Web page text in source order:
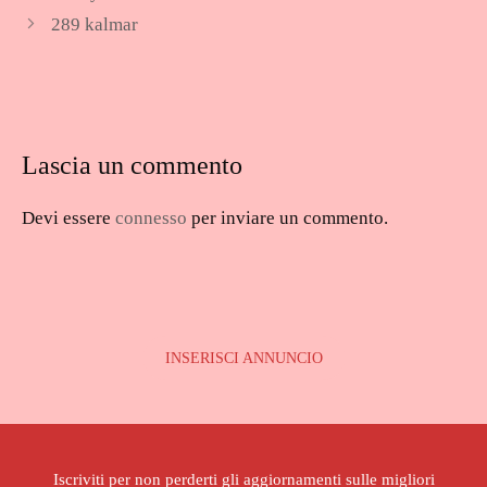
289 kalmar
Lascia un commento
Devi essere connesso per inviare un commento.
INSERISCI ANNUNCIO
Iscriviti per non perderti gli aggiornamenti sulle migliori